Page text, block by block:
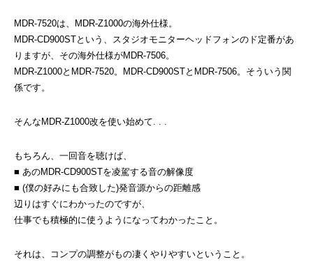
MDR-7520は、MDR-Z1000の海外仕様。
MDR-CD900STという、スタジオモニターヘッドフォンのド定番があ
りますが、その海外仕様がMDR-7506。
MDR-Z1000とMDR-7520。MDR-CD900STとMDR-7506。そういう関
係です。
そんなMDR-Z1000改を使い始めて. . .
もちろん、一回音を聴けば、
■ あのMDR-CD900STを凌駕する音の解像度
■ (僕の好みにも合致した)発音源からの距離感
辺りはすぐにわかったのですが、
仕事でも積極的に使うようになってわかったこと。
それは、コンプの調整がもの凄くやりやすいということ。